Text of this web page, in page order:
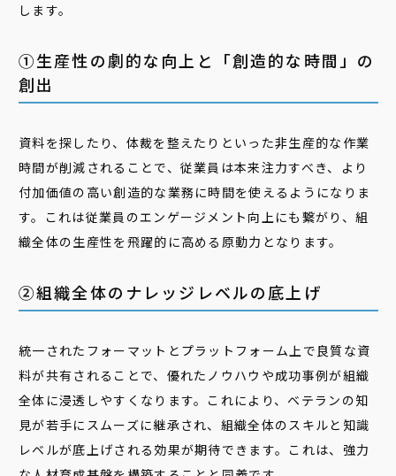
します。
①生産性の劇的な向上と「創造的な時間」の
創出
資料を探したり、体裁を整えたりといった非生産的な作業
時間が削減されることで、従業員は本来注力すべき、より
付加価値の高い創造的な業務に時間を使えるようになりま
す。これは従業員のエンゲージメント向上にも繋がり、組
織全体の生産性を飛躍的に高める原動力となります。
②組織全体のナレッジレベルの底上げ
統一されたフォーマットとプラットフォーム上で良質な資
料が共有されることで、優れたノウハウや成功事例が組織
全体に浸透しやすくなります。これにより、ベテランの知
見が若手にスムーズに継承され、組織全体のスキルと知識
レベルが底上げされる効果が期待できます。これは、強力